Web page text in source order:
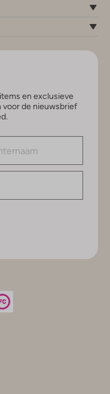
en exclusieve
voor de nieuwsbrief